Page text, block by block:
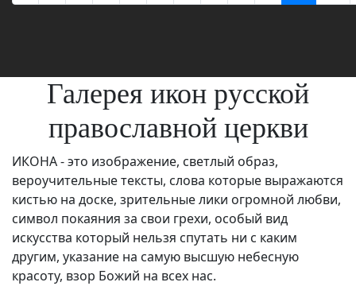
Галерея икон русской
православной церкви
ИКОНА - это изображение, светлый образ,
вероучительные тексты, слова которые выражаются
кистью на доске, зрительные лики огромной любви,
символ покаяния за свои грехи, особый вид
искусства который нельзя спутать ни с каким
другим, указание на самую высшую небесную
красоту, взор Божий на всех нас.